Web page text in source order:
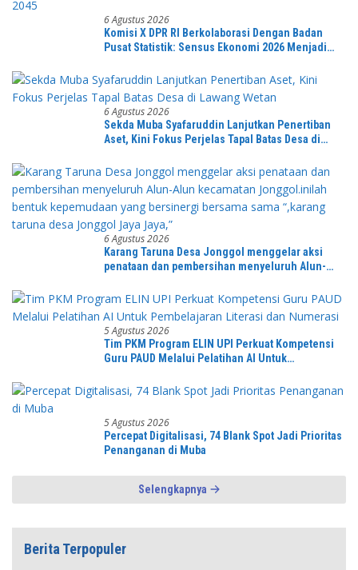
6 Agustus 2026
Komisi X DPR RI Berkolaborasi Dengan Badan
Pusat Statistik: Sensus Ekonomi 2026 Menjadi
6 Agustus 2026
Sekda Muba Syafaruddin Lanjutkan Penertiban
Aset, Kini Fokus Perjelas Tapal Batas Desa di
6 Agustus 2026
Karang Taruna Desa Jonggol menggelar aksi
penataan dan pembersihan menyeluruh Alun-
kepemudaan yang bersinergi bersama sama
“,karang taruna desa Jonggol Jaya Jaya,”
5 Agustus 2026
Tim PKM Program ELIN UPI Perkuat Kompetensi
Guru PAUD Melalui Pelatihan AI Untuk
5 Agustus 2026
Percepat Digitalisasi, 74 Blank Spot Jadi Prioritas
Penanganan di Muba
Selengkapnya
Berita Terpopuler